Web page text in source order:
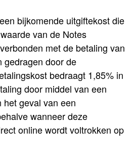
bijkomende uitgiftekost die
van de Notes
met de betaling van
gedragen door de
bedraagt 1,85% in
door middel van een
geval van een
wanneer deze
online wordt voltrokken op